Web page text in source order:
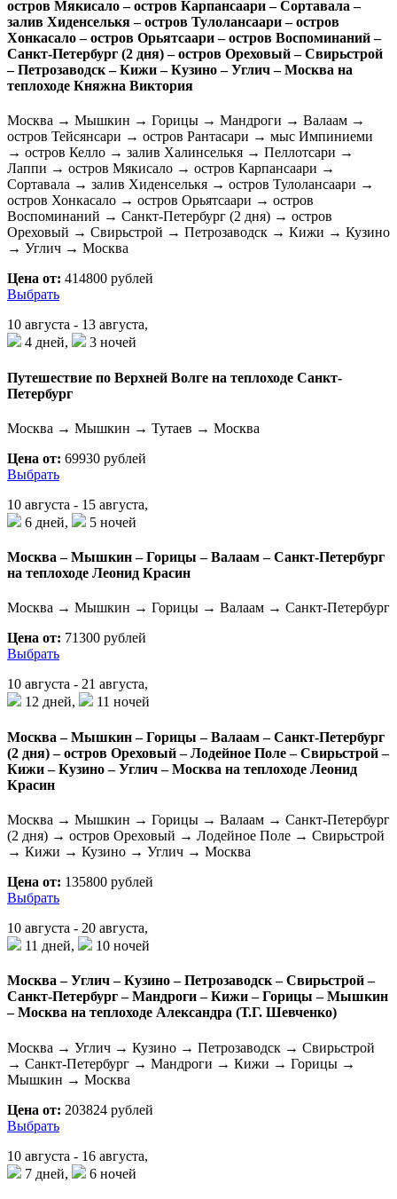
остров Мякисало – остров Карпансаари – Сортавала –
залив Хиденселькя – остров Тулолансаари – остров
Хонкасало – остров Орьятсаари – остров Воспоминаний –
Санкт-Петербург (2 дня) – остров Ореховый – Свирьстрой
– Петрозаводск – Кижи – Кузино – Углич – Москва на
теплоходе Княжна Виктория
Москва → Мышкин → Горицы → Мандроги → Валаам →
остров Тейсянсари → остров Рантасари → мыс Импиниеми
→ остров Келло → залив Халинселькя → Пеллотсари →
Лаппи → остров Мякисало → остров Карпансаари →
Сортавала → залив Хиденселькя → остров Тулолансаари →
остров Хонкасало → остров Орьятсаари → остров
Воспоминаний → Санкт-Петербург (2 дня) → остров
Ореховый → Свирьстрой → Петрозаводск → Кижи → Кузино
→ Углич → Москва
Цена от: 414800 рублей
Выбрать
10 августа - 13 августа,
4 дней,
3 ночей
Путешествие по Верхней Волге на теплоходе Санкт-
Петербург
Москва → Мышкин → Тутаев → Москва
Цена от: 69930 рублей
Выбрать
10 августа - 15 августа,
6 дней,
5 ночей
Москва – Мышкин – Горицы – Валаам – Санкт-Петербург
на теплоходе Леонид Красин
Москва → Мышкин → Горицы → Валаам → Санкт-Петербург
Цена от: 71300 рублей
Выбрать
10 августа - 21 августа,
12 дней,
11 ночей
Москва – Мышкин – Горицы – Валаам – Санкт-Петербург
(2 дня) – остров Ореховый – Лодейное Поле – Свирьстрой –
Кижи – Кузино – Углич – Москва на теплоходе Леонид
Красин
Москва → Мышкин → Горицы → Валаам → Санкт-Петербург
(2 дня) → остров Ореховый → Лодейное Поле → Свирьстрой
→ Кижи → Кузино → Углич → Москва
Цена от: 135800 рублей
Выбрать
10 августа - 20 августа,
11 дней,
10 ночей
Москва – Углич – Кузино – Петрозаводск – Свирьстрой –
Санкт-Петербург – Мандроги – Кижи – Горицы – Мышкин
– Москва на теплоходе Александра (Т.Г. Шевченко)
Москва → Углич → Кузино → Петрозаводск → Свирьстрой
→ Санкт-Петербург → Мандроги → Кижи → Горицы →
Мышкин → Москва
Цена от: 203824 рублей
Выбрать
10 августа - 16 августа,
7 дней,
6 ночей